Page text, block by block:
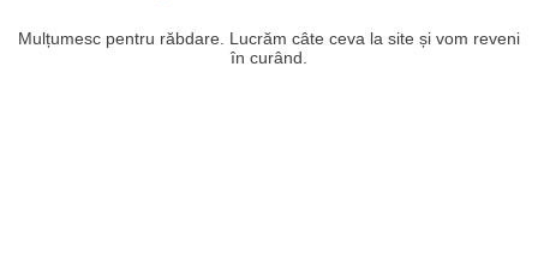
Mulțumesc pentru răbdare. Lucrăm câte ceva la site și vom reveni
în curând.